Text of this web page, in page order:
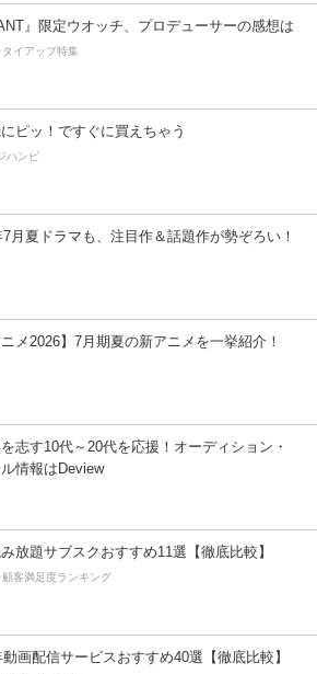
』限定ウオッチ、プロデューサーの感想は
タイアップ特集
ピッ！ですぐに買えちゃう
ハンピ
7月夏ドラマも、注目作＆話題作が勢ぞろい！
ニメ2026】7月期夏の新アニメを一挙紹介！
志す10代～20代を応援！オーディション・
情報はDeview
放題サブスクおすすめ11選【徹底比較】
顧客満足度ランキング
画配信サービスおすすめ40選【徹底比較】